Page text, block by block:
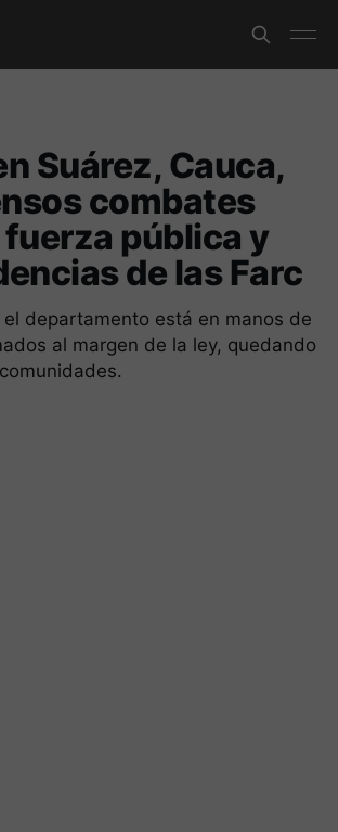
Suárez, Cauca,
combates
pública y
de las Farc
el departamento está en manos de
al margen de la ley, quedando